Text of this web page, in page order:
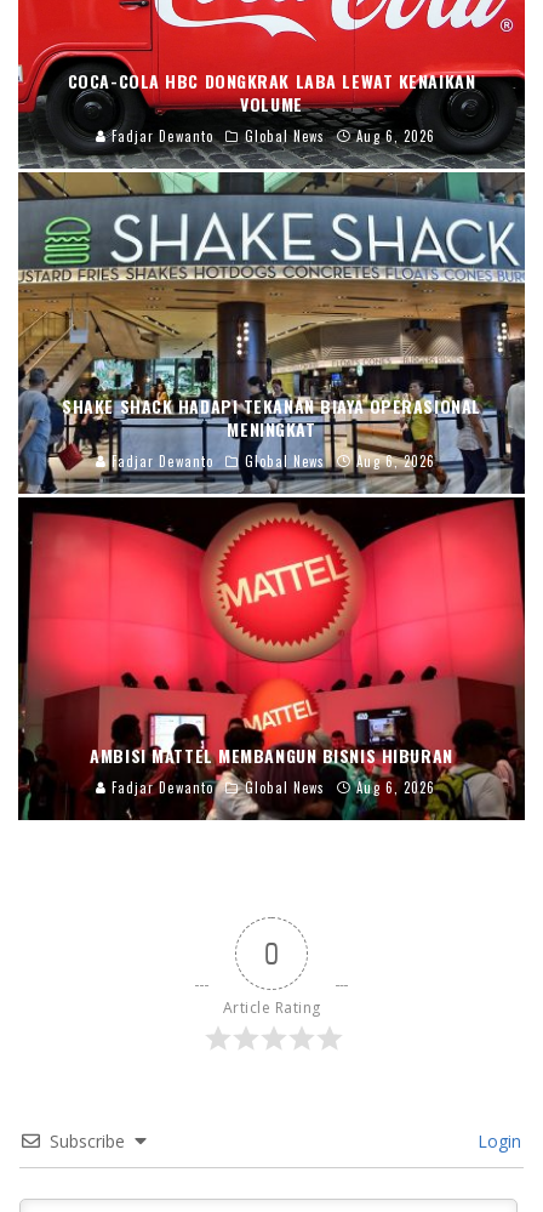
COCA-COLA HBC DONGKRAK LABA LEWAT KENAIKAN
VOLUME
Fadjar Dewanto Global News Aug 6, 2026
SHAKE SHACK HADAPI TEKANAN BIAYA OPERASIONAL
MENINGKAT
Fadjar Dewanto Global News Aug 6, 2026
AMBISI MATTEL MEMBANGUN BISNIS HIBURAN
Fadjar Dewanto Global News Aug 6, 2026
0
Article Rating
Subscribe Login